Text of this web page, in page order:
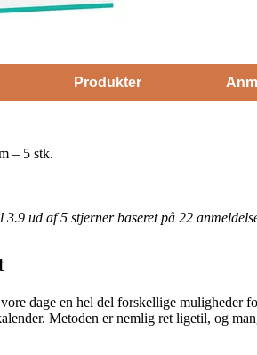
Produkter
– 5 stk.
3.9 ud af 5 stjerner baseret på 22
dage en hel del forskellige muligheder
Metoden er nemlig ret ligetil, og